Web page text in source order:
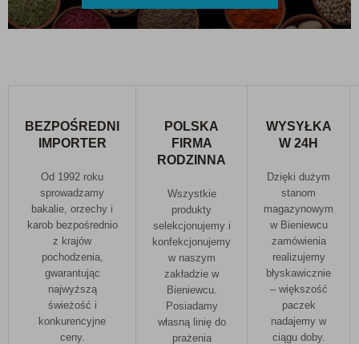
Informacja o alergenach:W zakładzie są pakowane
również sezam, gorczyca, soja, migdały, orzechy,
BEZPOŚREDNI
IMPORTER
Od 1992 roku
sprowadzamy
bakalie, orzechy i
karob bezpośrednio
z krajów
pochodzenia,
gwarantując
najwyższą
świeżość i
konkurencyjne
ceny.
POLSKA
FIRMA
RODZINNA
Wszystkie
produkty
selekcjonujemy i
konfekcjonujemy
w naszym
zakładzie w
Bieniewcu.
Posiadamy
własną linię do
prażenia
WYSYŁKA
W 24H
Dzięki dużym
stanom
magazynowym
w Bieniewcu
zamówienia
realizujemy
błyskawicznie
– większość
paczek
nadajemy w
ciągu doby.